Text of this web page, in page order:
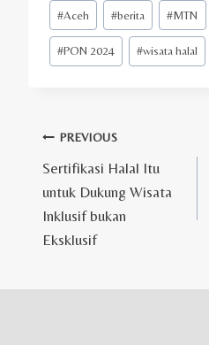
Post
Tags:
#Aceh #berita #MTN
#PON 2024 #wisata halal
Post
navigation
PREVIOUS
Sertifikasi Halal Itu
untuk Dukung Wisata
Inklusif bukan
Eksklusif